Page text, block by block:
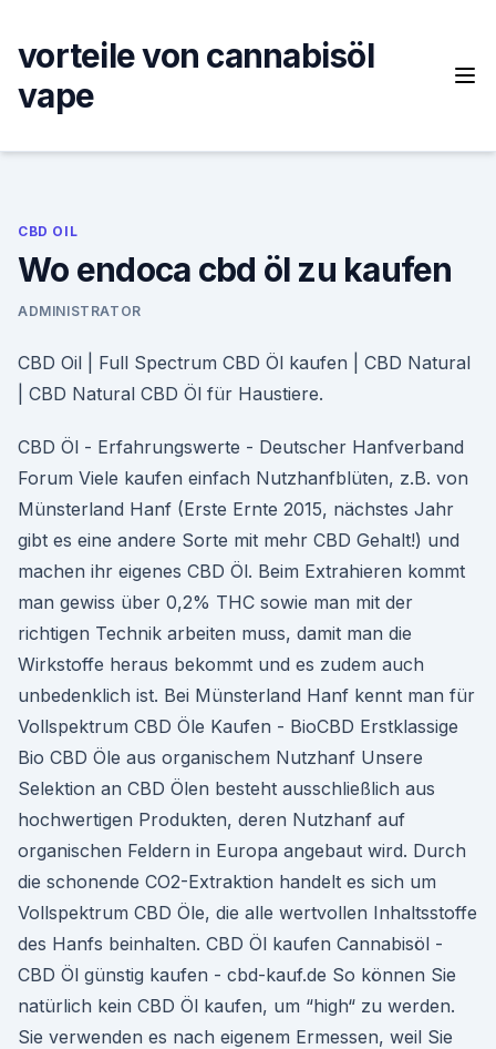
content
vorteile von cannabisöl
vape
CBD OIL
Wo endoca cbd öl zu kaufen
ADMINISTRATOR
CBD Oil | Full Spectrum CBD Öl kaufen | CBD Natural
| CBD Natural CBD Öl für Haustiere.
CBD Öl - Erfahrungswerte - Deutscher Hanfverband
Forum Viele kaufen einfach Nutzhanfblüten, z.B. von
Münsterland Hanf (Erste Ernte 2015, nächstes Jahr
gibt es eine andere Sorte mit mehr CBD Gehalt!) und
machen ihr eigenes CBD Öl. Beim Extrahieren kommt
man gewiss über 0,2% THC sowie man mit der
richtigen Technik arbeiten muss, damit man die
Wirkstoffe heraus bekommt und es zudem auch
unbedenklich ist. Bei Münsterland Hanf kennt man für
Vollspektrum CBD Öle Kaufen - BioCBD Erstklassige
Bio CBD Öle aus organischem Nutzhanf Unsere
Selektion an CBD Ölen besteht ausschließlich aus
hochwertigen Produkten, deren Nutzhanf auf
organischen Feldern in Europa angebaut wird. Durch
die schonende CO2-Extraktion handelt es sich um
Vollspektrum CBD Öle, die alle wertvollen Inhaltsstoffe
des Hanfs beinhalten. CBD Öl kaufen Cannabisöl -
CBD Öl günstig kaufen - cbd-kauf.de So können Sie
natürlich kein CBD Öl kaufen, um “high“ zu werden.
Sie verwenden es nach eigenem Ermessen, weil Sie